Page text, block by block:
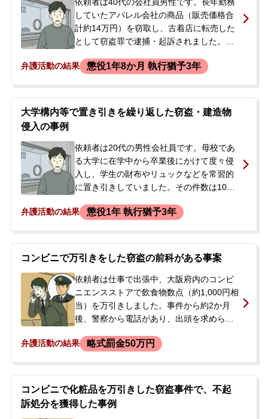
していたアパレル会社の商品（販売価格合
計約14万円）を窃取し、古着店に転売した
として窃盗罪で逮捕・起訴されました。起
中に行われた家宅捜索で、本人が所持して
の件で再逮捕されることや、既に懲戒解雇
された会社との示談交渉、今後の刑事手続
対応に不安を感じ、保釈中に私選弁護人へ
の切り替えを検討し、当事務所へ相談に来
られました。
弁護活動の結果 懲役1年8か月 執行猶予3年
大学構内等で置き引きを繰り返した窃盗・建造物
侵入の事例
依頼者は20代の男性会社員です。母校であ
る大学に在学中から卒業後にかけて度々侵
入し、学生の財布やリュックなどを常習的
に置き引きしていました。その件数は10件
グをひったくるという悪質な手口の事件も
職員に見つかり、現行犯逮捕されました。
逮捕後、10日間の勾留が決定。逮捕後の家
宅捜索で、盗んだ学生証などが多数押収さ
れたことで、多くの余罪が立件されること
になりました。ご両親が当番弁護士に接見
を依頼したものの、私選でなければ本格的
活への影響を懸念して当事務所に相談・依
弁護活動の結果 懲役1年 執行猶予3年
コンビニで万引きをした窃盗の前科がある事案
依頼者は仕事で出張中、大阪府内のコンビ
ニエンスストアで飲食物数点（約1,000円相
当）を万引きしました。事件から約2か月
後、警察から電話があり、出頭を求められ
罰金刑の前科があり、また常習性も窺われ
相談するため来所されました。
弁護活動の結果 略式罰金50万円
コンビニで化粧品を万引きした窃盗事件で、不起
訴処分を獲得した事例